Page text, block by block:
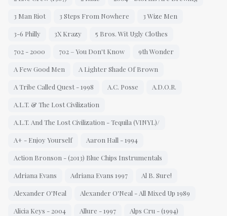
3 Man Riot 3 Steps From Nowhere 3 Wize Men
3-6 Philly 3X Krazy 5 Bros. Wit Ugly Clothes
702 - 2000 702 – You Don't Know 9th Wonder
A Few Good Men A Lighter Shade Of Brown
A Tribe Called Quest - 1998 A.C. Posse A.D.O.R.
A.L.T. & The Lost Civilization
A.L.T. And The Lost Civilization - Tequila (VINYL)/
A+ - Enjoy Yourself Aaron Hall - 1994
Action Bronson - (2013) Blue Chips Instrumentals
Adriana Evans Adriana Evans 1997 Al B. Sure!
Alexander O'Neal Alexander O'Neal - All Mixed Up 1989
Alicia Keys - 2004 Allure - 1997 Alps Cru - (1994)